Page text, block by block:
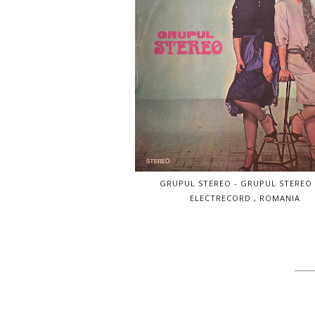
GRUPUL STEREO - GRUPUL STEREO
ELECTRECORD , ROMANIA